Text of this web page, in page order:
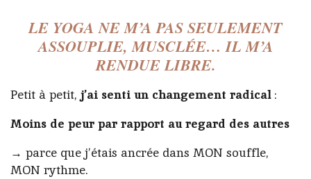
LE YOGA NE M’A PAS SEULEMENT
ASSOUPLIE, MUSCLÉE…IL M’A
RENDUE LIBRE.
Petit à petit, j’ai senti un changement radical :
Moins de peur par rapport au regard des autres
→ parce que j’étais ancrée dans MON souffle,
MON rythme.